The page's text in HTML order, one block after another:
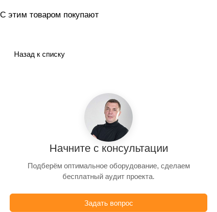
С этим товаром покупают
Назад к списку
Начните с консультации
Подберём оптимальное оборудование, сделаем
бесплатный аудит проекта.
Задать вопрос